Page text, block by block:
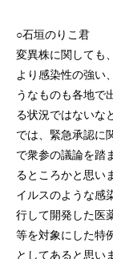
○石垣のりこ君
変異株に関しても
より感染性の強い
うなものも各地で
る状況ではないな
では、緊急承認に
で衆参の議論を踏
るところかと思い
イルスのような感
行して開発した医
等を対象にした特
としてあると思い